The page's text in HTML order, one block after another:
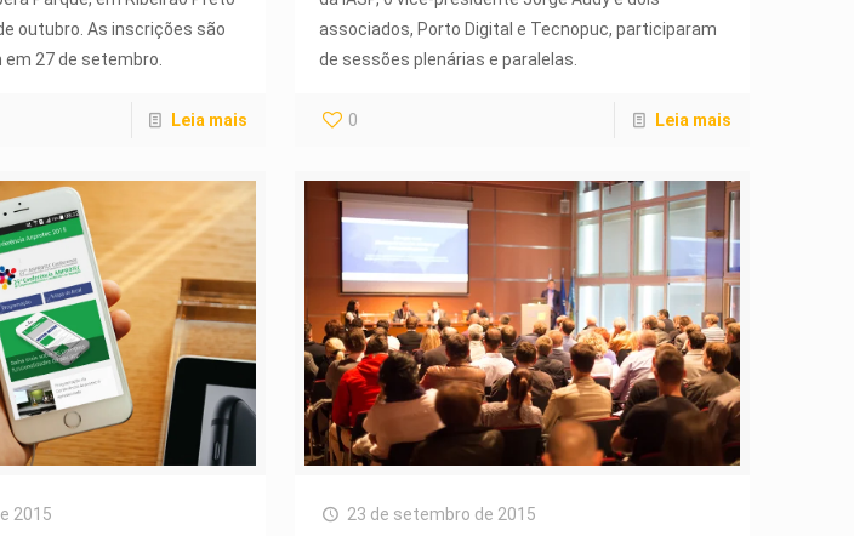
outubro. As inscrições são
27 de setembro.
Leia mais
associados, Porto Digital e Tecnopuc, participaram
de sessões plenárias e paralelas.
0 Leia mais
2015 23 de setembro de 2015